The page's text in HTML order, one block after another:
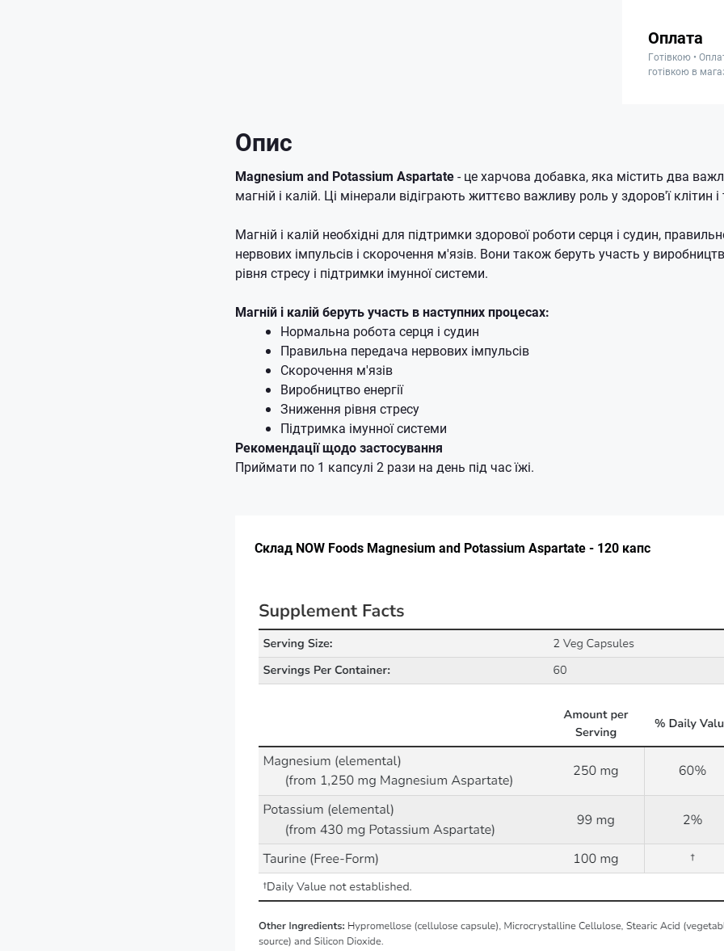
Оплата
Готівкою •
готівкою в
Опис
Magnesium and Potassium Aspartate- це харчова добавка, яка містить два
магній і калій. Ці мінерали відіграють життєво важливу роль у здоров'ї клітин
Магній і калій необхідні для підтримки здорової роботи серця і судин,
нервових імпульсів і скорочення м'язів. Вони також беруть участь у
рівня стресу і підтримки імунної системи.
Магній і калій беруть участь в наступних процесах:
Нормальна робота серця і судин
Правильна передача нервових імпульсів
Скорочення м'язів
Виробництво енергії
Зниження рівня стресу
Підтримка імунної системи
Рекомендації щодо застосування
Приймати по 1 капсулі 2 рази на день під час їжі.
Склад NOW Foods Magnesium and Potassium Aspartate - 120 капс